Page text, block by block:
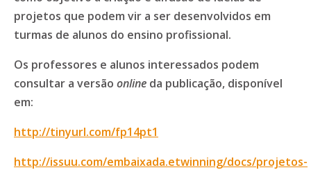
projetos que podem vir a ser desenvolvidos em
turmas de alunos do ensino profissional.
Os professores e alunos interessados podem
consultar a versão online da publicação, disponível
em:
http://tinyurl.com/fp14pt1
http://issuu.com/embaixada.etwinning/docs/projetos-